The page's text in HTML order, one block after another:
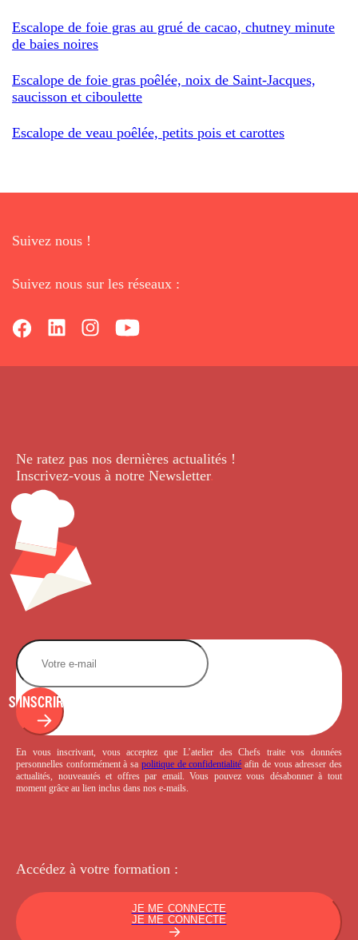
Escalope de foie gras au grué de cacao, chutney minute
de baies noires
Escalope de foie gras poêlée, noix de Saint-Jacques,
saucisson et ciboulette
Escalope de veau poêlée, petits pois et carottes
Suivez nous !
Suivez nous sur les réseaux :
Ne ratez pas nos dernières actualités !
Inscrivez-vous à notre Newsletter.
S'INSCRIRE
En vous inscrivant, vous acceptez que L’atelier des Chefs traite vos données
personnelles conformément à sa politique de confidentialité afin de vous adresser des
actualités, nouveautés et offres par email. Vous pouvez vous désabonner à tout
moment grâce au lien inclus dans nos e-mails.
Accédez à votre formation :
JE ME CONNECTE
JE ME CONNECTE